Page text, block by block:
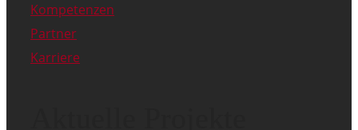
Kompetenzen
Partner
Karriere